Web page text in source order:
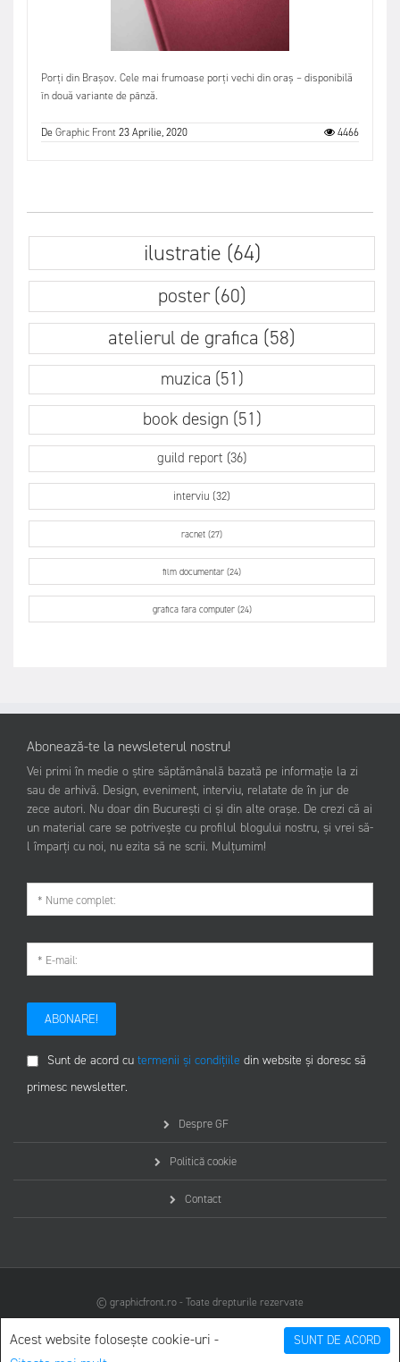
SUNT DE ACORD
Acest website folosește cookie-uri -
Porți din Brașov. Cele mai frumoase porți vechi din oraș – disponibilă
în două variante de pânză.
DeGraphic Front23 Aprilie, 2020 4466
ilustratie (64)
poster (60)
atelierul de grafica (58)
muzica (51)
book design (51)
guild report (36)
interviu (32)
racnet (27)
film documentar (24)
grafica fara computer (24)
Abonează-te la newsleterul nostru!
Vei primi în medie o știre săptămânală bazată pe informație la zi
sau de arhivă. Design, eveniment, interviu, relatate de în jur de
zece autori. Nu doar din București ci și din alte orașe. De crezi că ai
un material care se potrivește cu profilul blogului nostru, și vrei să-
l împarți cu noi, nu ezita să ne scrii. Mulțumim!
ABONARE!
Sunt de acord cu termenii și condițiile din website și doresc să
primesc newsletter.
Despre GF
Politică cookie
Contact
© graphicfront.ro - Toate drepturile rezervate